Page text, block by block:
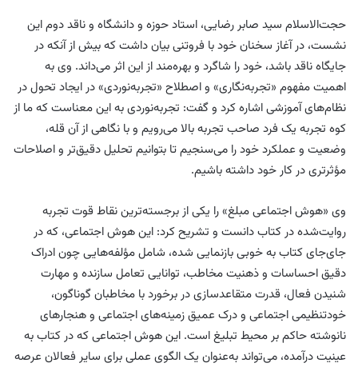
حجت‌الاسلام سید صابر رضایی، استاد حوزه و دانشگاه و ناقد دوم این
نشست، در آغاز سخنان خود با فروتنی بیان داشت که بیش از آنکه در
جایگاه ناقد باشد، خود را شاگرد و بهره‌مند از این اثر می‌داند. وی به
اهمیت مفهوم «تجربه‌نگاری» و اصطلاح «تجربه‌نوردی» در ایجاد تحول در
نظام‌های آموزشی اشاره کرد و گفت: تجربه‌نوردی به این معناست که ما از
کوه تجربه یک فرد صاحب تجربه بالا می‌رویم و با نگاهی از آن قله،
وضعیت و عملکرد خود را می‌سنجیم تا بتوانیم تحلیل دقیق‌تر و اصلاحات
مؤثرتری در کار خود داشته باشیم.
وی «هوش اجتماعی مبلغ» را یکی از برجسته‌ترین نقاط قوت تجربه
روایت‌شده در کتاب دانست و تشریح کرد: این هوش اجتماعی، که در
جای‌جای کتاب به خوبی بازنمایی شده، شامل مؤلفه‌هایی چون ادراک
دقیق احساسات و ذهنیت مخاطب، توانایی تعامل سازنده و مهارت
شنیدن فعال، قدرت متقاعدسازی در برخورد با مخاطبان گوناگون،
خودتنظیمی اجتماعی و درک عمیق زمینه‌های اجتماعی و هنجارهای
نانوشته حاکم بر محیط تبلیغ است. این هوش اجتماعی که در کتاب به
عینیت درآمده، می‌تواند به‌عنوان یک الگوی عملی برای سایر فعالان عرصه